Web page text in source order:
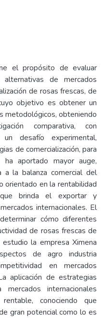
el propósito de evaluar
alternativas de mercados
de rosas frescas, de
objetivo es obtener un
metodológicos, obteniendo
comparativa, con
desafío experimental,
de comercialización, para
aportado mayor auge,
a la balanza comercial del
orientado en la rentabilidad
brinda el exportar y
internacionales. El
cómo diferentes
de rosas frescas de
la empresa Ximena
de agro industria
en mercados
aplicación de estrategias
internacionales
conociendo que
gran potencial como lo es